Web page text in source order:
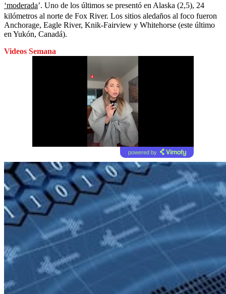
‘moderada’. Uno de los últimos se presentó en Alaska (2,5), 24
kilómetros al norte de Fox River. Los sitios aledaños al foco fueron
Anchorage, Eagle River, Knik-Fairview y Whitehorse (este último
en Yukón, Canadá).
Videos Semana
powered by